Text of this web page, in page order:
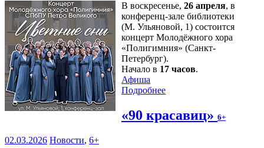
В воскресенье, 26 апреля, в
конференц-зале библиотеки
(М. Ульяновой, 1) состоится
концерт Молодёжного хора
«Полигимния» (Санкт-
Петербург).
Начало в 17 часов.
Афиша
Подробнее
«90 красавиц» 6+
02.03.2026 Новости, 6+